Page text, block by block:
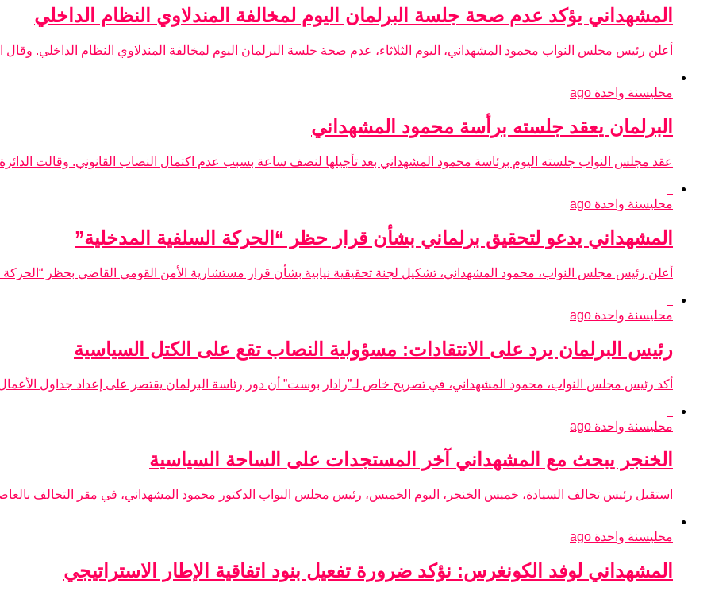
المشهداني يؤكد عدم صحة جلسة البرلمان اليوم لمخالفة المندلاوي النظام الداخلي
أعلن رئيس مجلس النواب محمود المشهداني، اليوم الثلاثاء، عدم صحة جلسة البرلمان اليوم لمخالفة المندلاوي النظام الداخلي. وقال
محليسنة واحدة ago
البرلمان يعقد جلسته برأسة محمود المشهداني
عقد مجلس النواب جلسته اليوم برئاسة محمود المشهداني بعد تأجيلها لنصف ساعة بسبب عدم اكتمال النصاب القانوني. وقالت الدائرة
محليسنة واحدة ago
المشهداني يدعو لتحقيق برلماني بشأن قرار حظر “الحركة السلفية المدخلية”
أعلن رئيس مجلس النواب، محمود المشهداني، تشكيل لجنة تحقيقية نيابية بشأن قرار مستشارية الأمن القومي القاضي بحظر “الحركة
محليسنة واحدة ago
رئيس البرلمان يرد على الانتقادات: مسؤولية النصاب تقع على الكتل السياسية
أكد رئيس مجلس النواب، محمود المشهداني، في تصريح خاص لـ”رادار بوست” أن دور رئاسة البرلمان يقتصر على إعداد جداول
محليسنة واحدة ago
الخنجر يبحث مع المشهداني آخر المستجدات على الساحة السياسية
استقبل رئيس تحالف السيادة، خميس الخنجر، اليوم الخميس، رئيس مجلس النواب الدكتور محمود المشهداني، في مقر التحالف
محليسنة واحدة ago
المشهداني لوفد الكونغرس: نؤكد ضرورة تفعيل بنود اتفاقية الإطار الاستراتيجي